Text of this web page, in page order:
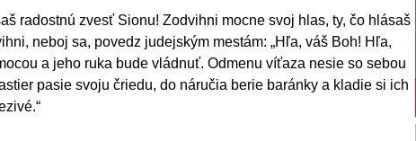
radostnú zvesť Sionu! Zodvihni mocne svoj hlas, ty, čo hlásaš
neboj sa, povedz judejským mestám: „Hľa, váš Boh! Hľa,
a jeho ruka bude vládnuť. Odmenu víťaza nesie so sebou
pasie svoju čriedu, do náručia berie baránky a kladie si ich